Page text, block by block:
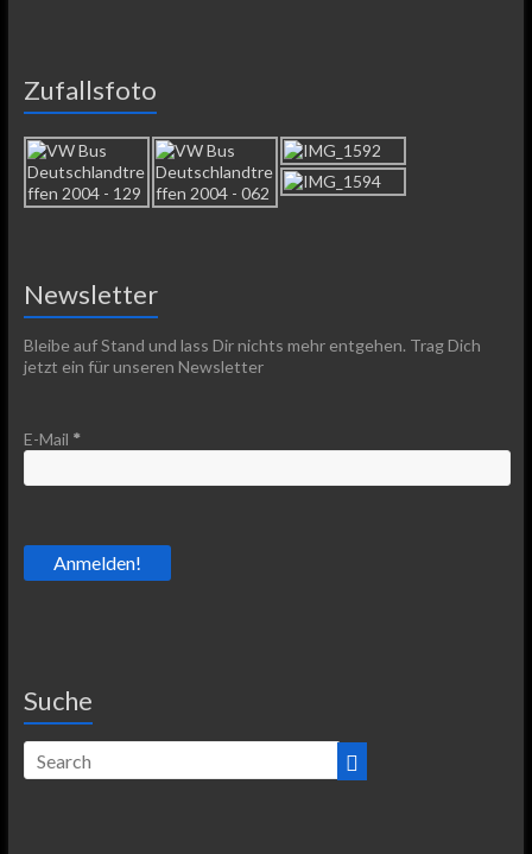
Zufallsfoto
Newsletter
Bleibe auf Stand und lass Dir nichts mehr entgehen. Trag Dich
jetzt ein für unseren Newsletter
E-Mail *
Suche